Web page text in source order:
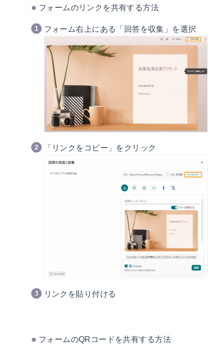
フォームのリンクを共有する方法
フォーム右上にある「回答を収集」を選択
「リンクをコピー」をクリック
リンクを貼り付ける
フォームのQRコードを共有する方法